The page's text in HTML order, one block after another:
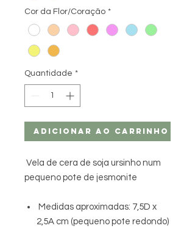
Cor da Flor/Coração *
Quantidade *
Adicionar ao carrinho
Vela de cera de soja ursinho num
pequeno pote de jesmonite
Medidas aproximadas: 7,5D x
2,5A cm (pequeno pote redondo)